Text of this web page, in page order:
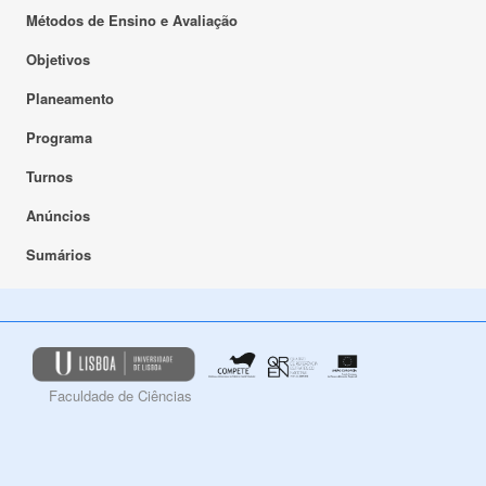
Métodos de Ensino e Avaliação
Objetivos
Planeamento
Programa
Turnos
Anúncios
Sumários
Faculdade de Ciências